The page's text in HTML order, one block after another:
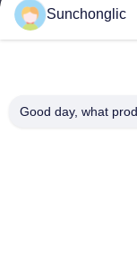
メール
Sunchonglic
Good day, what